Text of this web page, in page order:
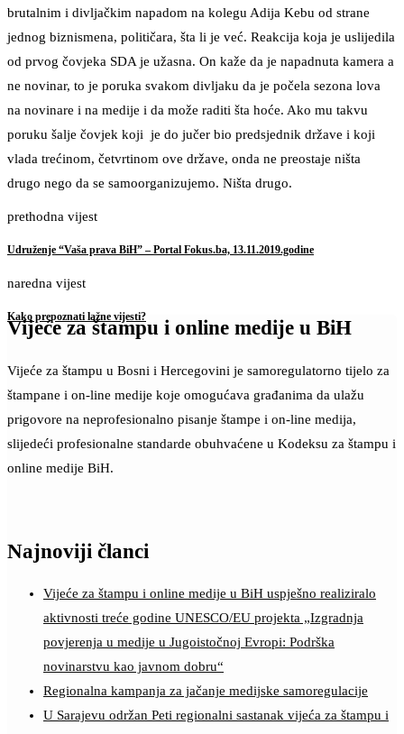
brutalnim i divljačkim napadom na kolegu Adija Kebu od strane
jednog biznismena, političara, šta li je već. Reakcija koja je uslijedila
od prvog čovjeka SDA je užasna. On kaže da je napadnuta kamera a
ne novinar, to je poruka svakom divljaku da je počela sezona lova
na novinare i na medije i da može raditi šta hoće. Ako mu takvu
poruku šalje čovjek koji je do jučer bio predsjednik države i koji
vlada trećinom, četvrtinom ove države, onda ne preostaje ništa
drugo nego da se samoorganizujemo. Ništa drugo.
prethodna vijest
Udruženje “Vaša prava BiH” – Portal Fokus.ba, 13.11.2019.godine
naredna vijest
Kako prepoznati lažne vijesti?
Vijeće za štampu i online medije u BiH
Vijeće za štampu u Bosni i Hercegovini je samoregulatorno tijelo za
štampane i on-line medije koje omogućava građanima da ulažu
prigovore na neprofesionalno pisanje štampe i on-line medija,
slijedeći profesionalne standarde obuhvaćene u Kodeksu za štampu i
online medije BiH.
Najnoviji članci
Vijeće za štampu i online medije u BiH uspješno realiziralo
aktivnosti treće godine UNESCO/EU projekta „Izgradnja
povjerenja u medije u Jugoistočnoj Evropi: Podrška
novinarstvu kao javnom dobru“
Regionalna kampanja za jačanje medijske samoregulacije
U Sarajevu održan Peti regionalni sastanak vijeća za štampu i